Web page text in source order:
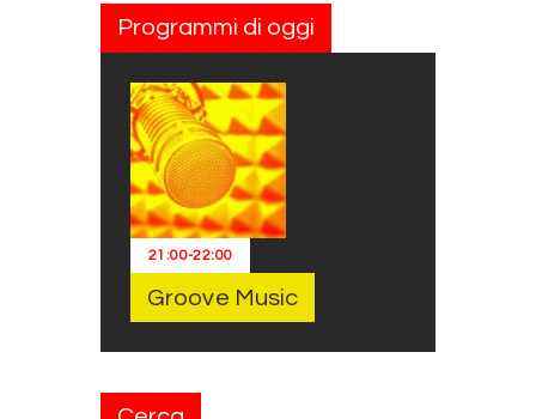
Programmi di oggi
21:00-22:00
Groove Music